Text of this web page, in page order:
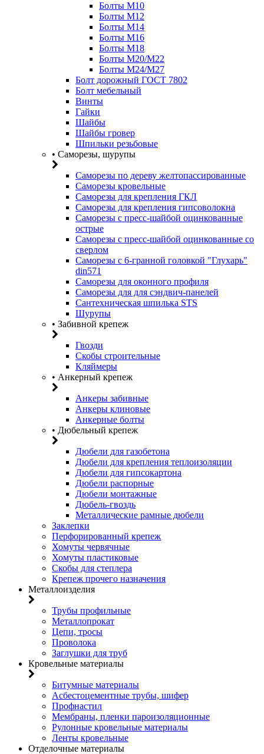
Болты М10
Болты М12
Болты М14
Болты М16
Болты М18
Болты М20/M22
Болты М24/М27
Болт дорожный ГОСТ 7802
Болт мебельный
Винты
Гайки
Шайбы
Шайбы гровер
Шпильки резьбовые
• Саморезы, шурупы
Саморезы по дереву желтопассированные
Саморезы кровельные
Саморезы для крепления ГКЛ
Саморезы для крепления гипсоволокна
Саморезы с пресс-шайбой оцинкованные
острые
Саморезы с пресс-шайбой оцинкованные со
сверлом
Саморезы с 6-гранной головкой "Глухарь"
din571
Саморезы для оконного профиля
Саморезы для для сэндвич-панелей
Сантехническая шпилька STS
Шурупы
• Забивной крепеж
Гвозди
Скобы строительные
Кляймеры
• Анкерный крепеж
Анкеры забивные
Анкеры клиновые
Анкерные болты
• Дюбельный крепеж
Дюбели для газобетона
Дюбели для крепления теплоизоляции
Дюбели для гипсокартона
Дюбели распорные
Дюбели монтажные
Дюбель-гвоздь
Металлические рамные дюбели
Заклепки
Перфорированный крепеж
Хомуты червячные
Хомуты пластиковые
Скобы для степлера
Крепеж прочего назначения
Металлоизделия
Трубы профильные
Металлопрокат
Цепи, тросы
Проволока
Заглушки для труб
Кровельные материалы
Битумные материалы
Асбестоцементные трубы, шифер
Профнастил
Мембраны, пленки пароизоляционные
Рулонные кровельные материалы
Ленты кровельные
Отделочные материалы